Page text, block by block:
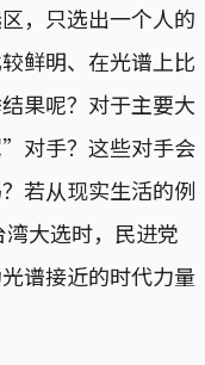
，只选出一个人的
鲜明、在光谱上比
果呢？对于主要大
对手？这些对手会
若从现实生活的例
大选时，民进党
谱接近的时代力量